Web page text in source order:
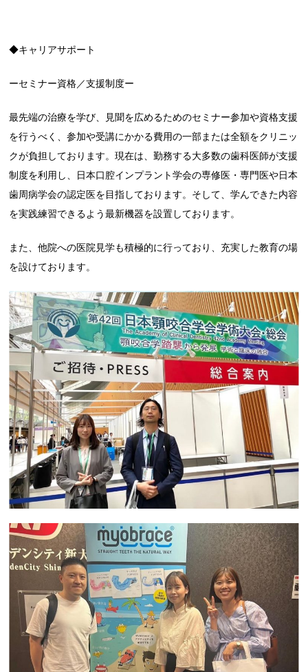
◆キャリアサポート
ーセミナー資格／支援制度ー
最先端の治療を学び、見聞を広めるためのセミナー参加や資格支援
を行うべく、参加や受講にかかる費用の一部または全額をクリニッ
クが負担しております。現在は、勤務する大多数の歯科医師が支援
制度を利用し、日本口腔インプラント学会の専修医・専門医や日本
歯周病学会の認定医を目指しております。そして、学んできた内容
を実践練習できるよう最新機器を設置しております。
また、他院への医院見学も積極的に行っており、充実した教育の場
を設けております。